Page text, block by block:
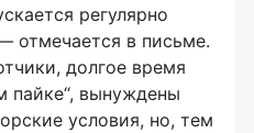
регулярно
отмечается в письме.
долгое время
пайке“, вынуждены
условия, но, тем